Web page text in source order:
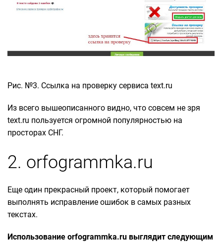
Рис. №3. Ссылка на проверку сервиса text.ru
Из всего вышеописанного видно, что совсем не зря
text.ru пользуется огромной популярностью на
просторах СНГ.
2. orfogrammka.ru
Еще один прекрасный проект, который помогает
выполнять исправление ошибок в самых разных
текстах.
Использование orfogrammka.ru выглядит следующим